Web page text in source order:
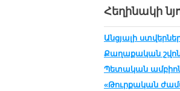
Հեղինակի
Անցյալի
Քաղաքական
Պետական
«Թուրքական